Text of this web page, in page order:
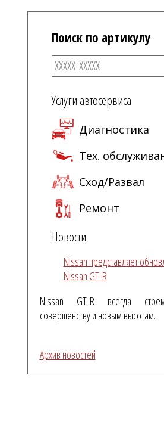
Поиск по артикулу
Услуги автосервиса
Диагностика
Тех.
Сход/Развал
Ремонт
Новости
Nissan представляет
Nissan GT-R
Nissan GT-R всегда
совершенству и новым высотам.
Архив новостей